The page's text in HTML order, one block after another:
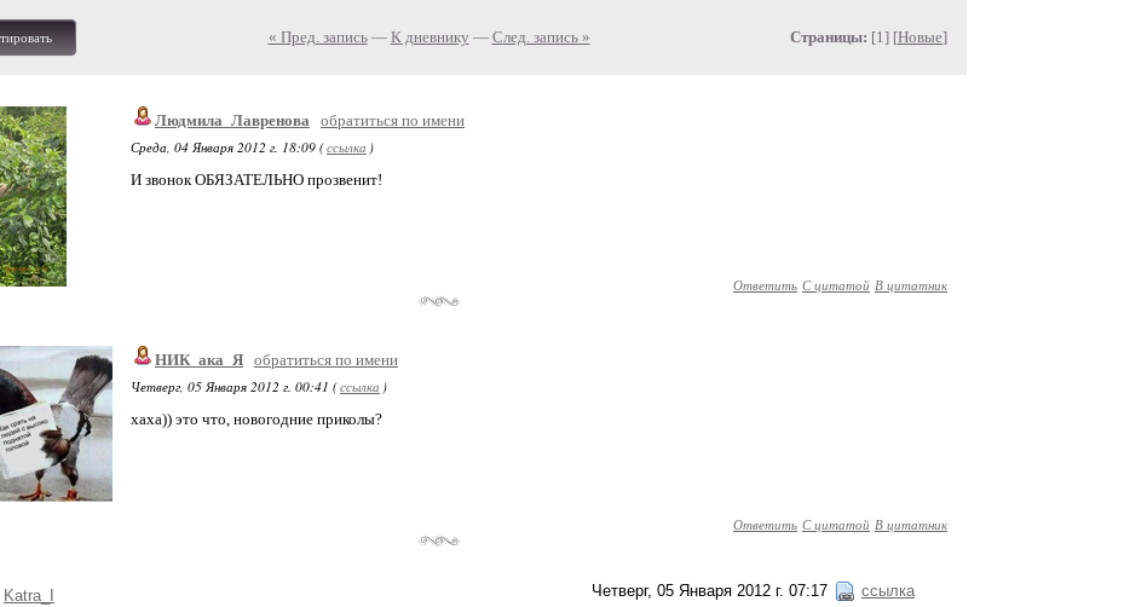
« Пред. запись— К дневнику — След. запись » Страницы: [1] [Новые]
Людмила_Лавренова
обратиться по имени
Среда, 04 Января 2012 г. 18:09 (ссылка )
И звонок ОБЯЗАТЕЛЬНО прозвенит!
Ответить С цитатой В цитатник
НИК_ака_Я обратиться по имени
Четверг, 05 Января 2012 г. 00:41 (ссылка )
хаха)) это что, новогодние приколы?
Ответить С цитатой В цитатник
Четверг, 05 Января 2012 г. 07:17 ссылка
Katra_I